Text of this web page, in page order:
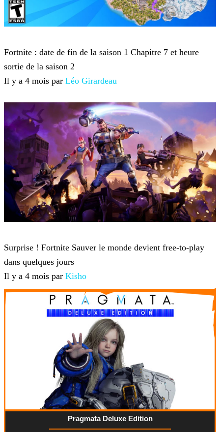
Fortnite : date de fin de la saison 1 Chapitre 7 et heure
sortie de la saison 2
Il y a 4 mois par Léo Girardeau
Surprise ! Fortnite Sauver le monde devient free-to-play
dans quelques jours
Il y a 4 mois par Kisho
Pragmata Deluxe Edition